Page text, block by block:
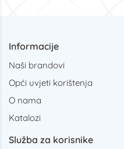
Informacije
Naši brandovi
Opći uvjeti korištenja
O nama
Katalozi
Služba za korisnike